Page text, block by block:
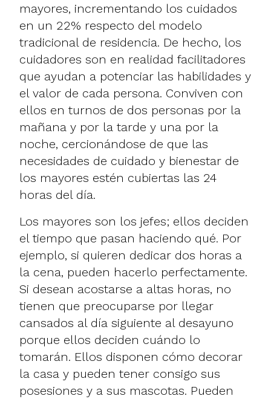
mayores, incrementando los cuidados
en un 22% respecto del modelo
tradicional de residencia. De hecho, los
cuidadores son en realidad facilitadores
que ayudan a potenciar las habilidades y
el valor de cada persona. Conviven con
ellos en turnos de dos personas por la
mañana y por la tarde y una por la
noche, cercionándose de que las
necesidades de cuidado y bienestar de
los mayores estén cubiertas las 24
horas del día.
Los mayores son los jefes; ellos deciden
el tiempo que pasan haciendo qué. Por
ejemplo, si quieren dedicar dos horas a
la cena, pueden hacerlo perfectamente.
Si desean acostarse a altas horas, no
tienen que preocuparse por llegar
cansados al día siguiente al desayuno
porque ellos deciden cuándo lo
tomarán. Ellos disponen cómo decorar
la casa y pueden tener consigo sus
posesiones y a sus mascotas. Pueden